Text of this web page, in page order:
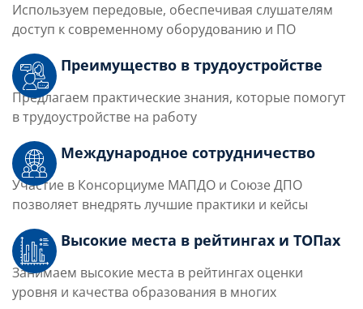
Используем передовые, обеспечивая слушателям
доступ к современному оборудованию и ПО
Преимущество в трудоустройстве
Предлагаем практические знания, которые помогут
в трудоустройстве на работу
Международное сотрудничество
Участие в Консорциуме МАПДО и Союзе ДПО
позволяет внедрять лучшие практики и кейсы
Высокие места в рейтингах и ТОПах
Занимаем высокие места в рейтингах оценки
уровня и качества образования в многих